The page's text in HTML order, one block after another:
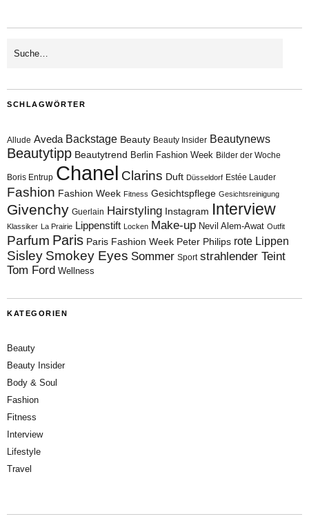
SCHLAGWÖRTER
Allude Aveda Backstage Beauty Beauty Insider Beautynews
Beautytipp Beautytrend Berlin Fashion Week Bilder der Woche
Boris Entrup Chanel Clarins Duft Düsseldorf Estée Lauder
Fashion Fashion Week Fitness Gesichtspflege Gesichtsreinigung
Givenchy Guerlain Hairstyling Instagram Interview
Klassiker La Prairie Lippenstift Locken Make-up Nevil Alem-Awat Outfit
Parfum Paris Paris Fashion Week Peter Philips rote Lippen
Sisley Smokey Eyes Sommer Sport strahlender Teint
Tom Ford Wellness
KATEGORIEN
Beauty
Beauty Insider
Body & Soul
Fashion
Fitness
Interview
Lifestyle
Travel